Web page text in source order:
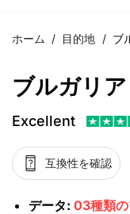
ホーム / 目的地 / ブ
ブルガリ
Excellent
互換性を確認
データ: 03種類